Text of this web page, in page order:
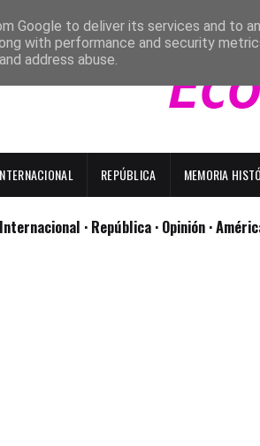
REPÚBLICA MEMORIA
Internacional · República · Opinión ·
Google to deliver its services and to
with performance and security
address abuse.